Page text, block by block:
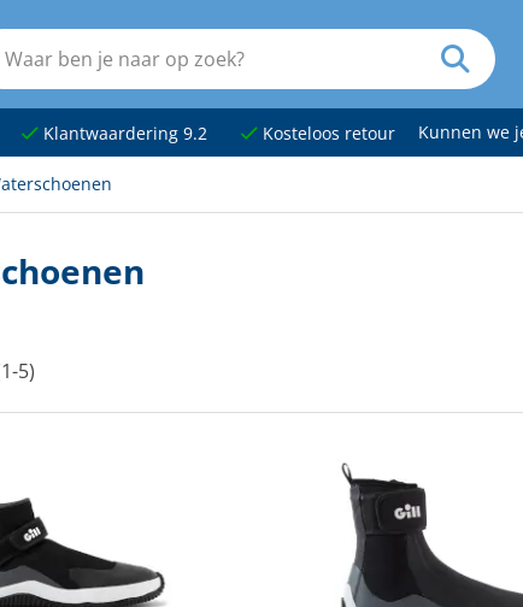
Klantwaardering 9.2 Kosteloos retour Kunnen
5)